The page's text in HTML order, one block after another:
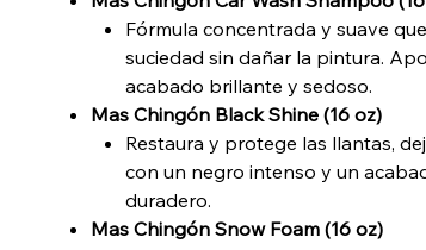
Fórmula concentrada y suave
suciedad sin dañar la pintura.
acabado brillante y sedoso.
Mas Chingón Black Shine (16 oz)
Restaura y protege las llantas,
con un negro intenso y un
duradero.
Mas Chingón Snow Foam (16 oz)